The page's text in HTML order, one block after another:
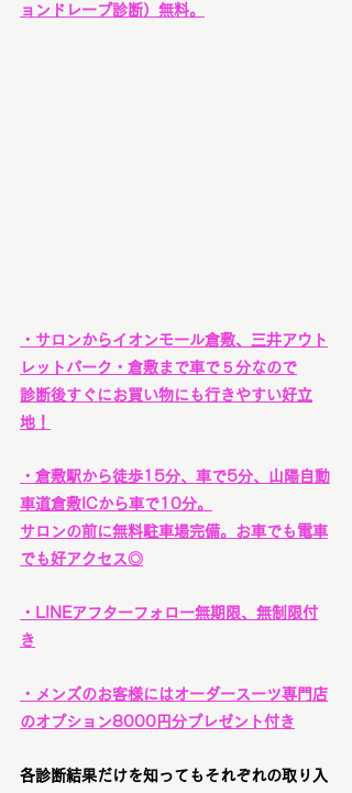
ョンドレープ診断）無料。
・サロンからイオンモール倉敷、三井アウト
レットパーク・倉敷まで車で５分なので
診断後すぐにお買い物にも行きやすい好立
地！
・倉敷駅から徒歩15分、車で5分、山陽自動
車道倉敷ICから車で10分。
サロンの前に無料駐車場完備。お車でも電車
でも好アクセス◎
・LINEアフターフォロー無期限、無制限付
き
・メンズのお客様にはオーダースーツ専門店
のオプション8000円分プレゼント付き
各診断結果だけを知ってもそれぞれの取り入